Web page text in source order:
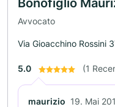
Bonofiglio
Avvocato
Via Gioacchino Rossini
5.0 (1
maurizio 19. Mai